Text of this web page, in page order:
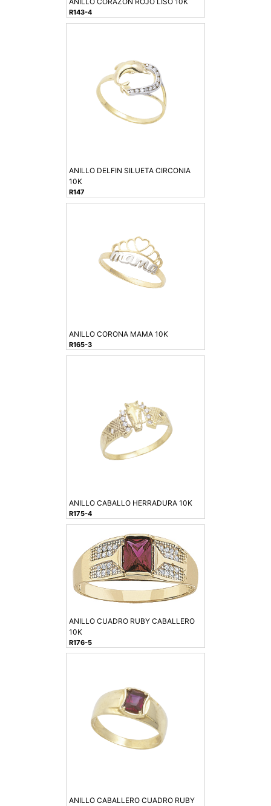
R143-4
ANILLO DELFIN SILUETA CIRCONIA
10K
R147
ANILLO CORONA MAMA 10K
R165-3
ANILLO CABALLO HERRADURA 10K
R175-4
ANILLO CUADRO RUBY CABALLERO
10K
R176-5
ANILLO CABALLERO CUADRO RUBY